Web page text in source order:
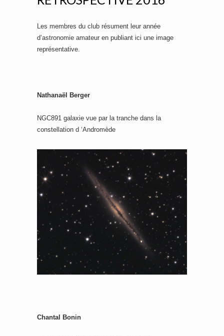
d
e
Les membres du club résument leur année
d’astronomie amateur en publiant ici une image
représentative.
Nathanaël Berger
NGC891 galaxie vue par la tranche dans la
constellation d ‘Andromède
Chantal Bonin